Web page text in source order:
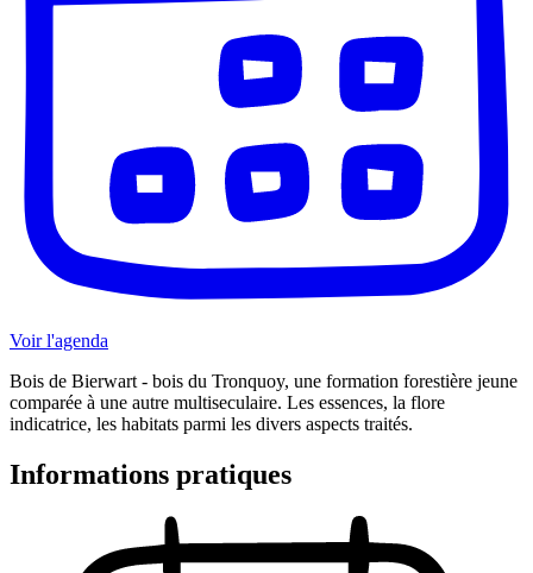
Voir l'agenda
Bois de Bierwart - bois du Tronquoy, une formation forestière jeune
comparée à une autre multiseculaire. Les essences, la flore
indicatrice, les habitats parmi les divers aspects traités.
Informations pratiques